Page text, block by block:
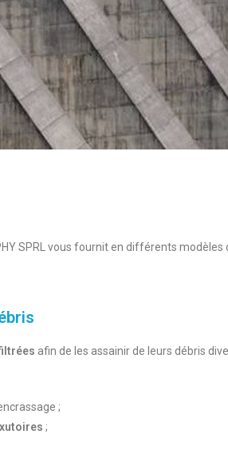
SPRL vous fournit en différents
afin de les assainir de leurs débris
;
;